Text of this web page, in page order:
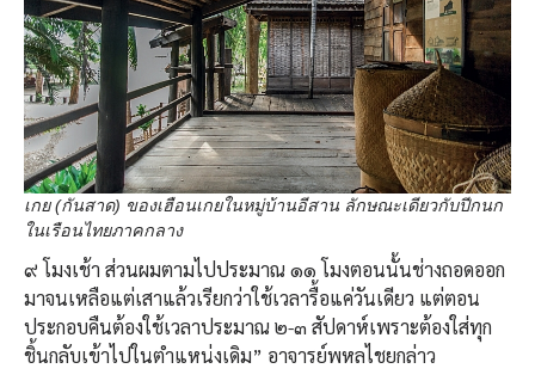
เกย (กันสาด) ของเฮือนเกยในหมู่บ้านอีสาน ลักษณะเดียวกับปีกนก
ในเรือนไทยภาคกลาง
๙ โมงเช้า ส่วนผมตามไปประมาณ ๑๑ โมงตอนนั้นช่างถอดออก
มาจนเหลือแต่เสาแล้วเรียกว่าใช้เวลารื้อแค่วันเดียว แต่ตอน
ประกอบคืนต้องใช้เวลาประมาณ ๒-๓ สัปดาห์เพราะต้องใส่ทุก
ชิ้นกลับเข้าไปในตำแหน่งเดิม” อาจารย์พหลไชยกล่าว